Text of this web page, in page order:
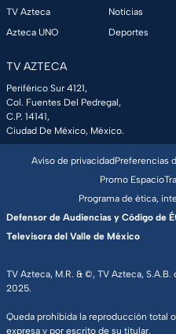
TV Azteca
Azteca UNO
Noticias
Deportes
TV AZTECA
Periférico Sur 4121,
Col. Fuentes Del Pedregal,
C.P. 14141,
Ciudad De México, México.
TV Azteca, M.R. & ©, TV Azteca,
2025.
Queda prohibida la reproducción total
expresa y por escrito de su titular.
Aviso de privacidadPreferencias
Promo Espacio
Programa de ética,
Defensor de Audiencias y Código de
Televisora del Valle de México